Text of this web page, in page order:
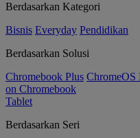
Berdasarkan Kategori
Bisnis Everyday Pendidikan
Berdasarkan Solusi
Chromebook Plus ChromeOS
on Chromebook
Tablet
Berdasarkan Seri